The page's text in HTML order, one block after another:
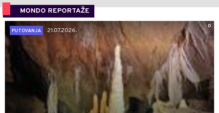
MONDO REPORTAŽE
0
PUTOVANJA
21.07.2026.